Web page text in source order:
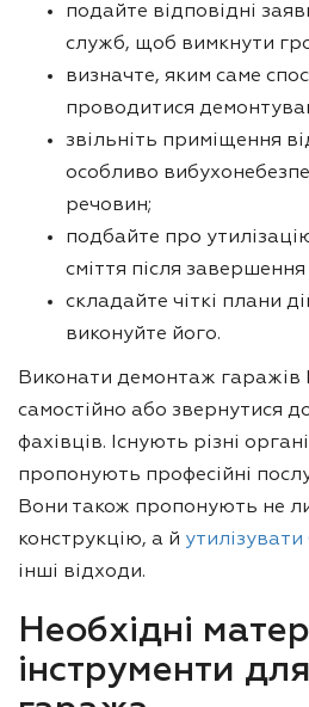
подайте відповідні
служб, щоб вимкнути
визначте, яким саме
проводитися
звільніть приміщення
особливо
речовин;
подбайте про
сміття після
складайте чіткі плани
виконуйте його.
Виконати демонтаж гаражів
самостійно або звернутися
фахівців. Існують різні
пропонують професійні
Вони також пропонують не
конструкцію, а й утилізувати
інші відходи.
Необхідні
інструменти